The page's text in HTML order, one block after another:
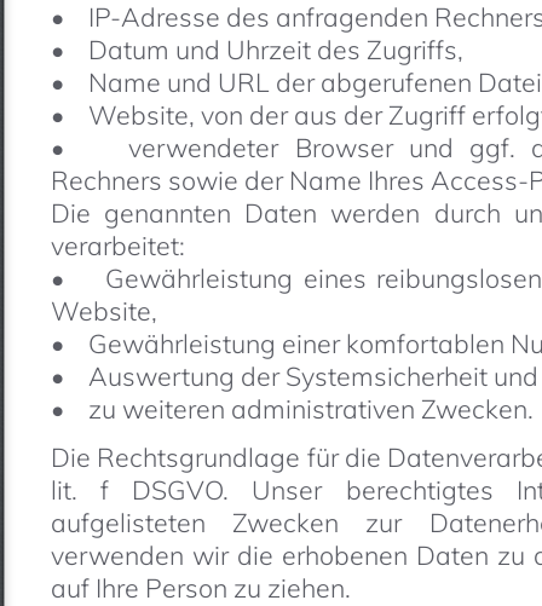
• IP-Adresse des anfragenden
• Datum und Uhrzeit des Zugriffs,
• Name und URL der abgerufenen
• Website, von der aus der Zugriff
• verwendeter Browser und ggf.
Rechners sowie der Name Ihres Access-
Die genannten Daten werden durch
verarbeitet:
• Gewährleistung eines
Website,
• Gewährleistung einer komfortablen
• Auswertung der Systemsicherheit
• zu weiteren administrativen Zwecken.
Die Rechtsgrundlage für die
lit. f DSGVO. Unser berechtigtes
aufgelisteten Zwecken zur
verwenden wir die erhobenen Daten zu
auf Ihre Person zu ziehen.